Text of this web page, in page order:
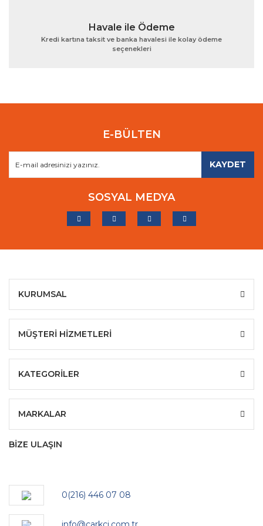
Havale ile Ödeme
Kredi kartına taksit ve banka havalesi ile kolay ödeme
seçenekleri
E-BÜLTEN
KAYDET
SOSYAL MEDYA
KURUMSAL
MÜŞTERİ HİZMETLERİ
KATEGORİLER
MARKALAR
BİZE ULAŞIN
0(216) 446 07 08